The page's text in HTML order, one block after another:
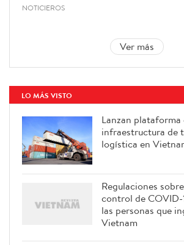
NOTICIEROS
Ver más
LO MÁS VISTO
Lanzan plataforma
infraestructura de
logística en
Regulaciones
control de COVID-
las personas que
Vietnam